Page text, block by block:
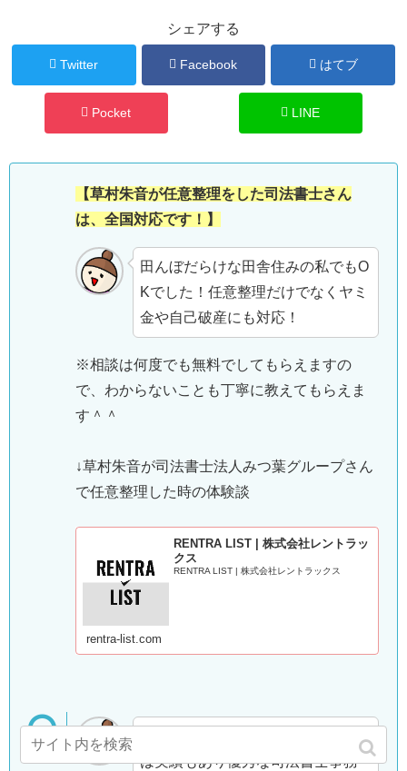
シェアする
Twitter Facebook はてブ
Pocket LINE
【草村朱音が任意整理をした司法書士さん
は、全国対応です！】
田んぼだらけな田舎住みの私でもO
Kでした！任意整理だけでなくヤミ
金や自己破産にも対応！
※相談は何度でも無料でしてもらえますの
で、わからないことも丁寧に教えてもらえま
す＾＾
↓草村朱音が司法書士法人みつ葉グループさん
で任意整理した時の体験談
RENTRA LIST | 株式会社レントラッ
クス
RENTRA LIST | 株式会社レントラックス
rentra-list.com
は実績もあり優秀な司法書士事務